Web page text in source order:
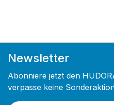
Newsletter
Abonniere jetzt den
verpasse keine